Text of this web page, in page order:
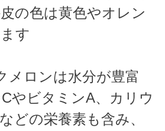
の色は黄色やオレン
す
メロンは水分が豊富
やビタミンA、カリウ
どの栄養素も含み、